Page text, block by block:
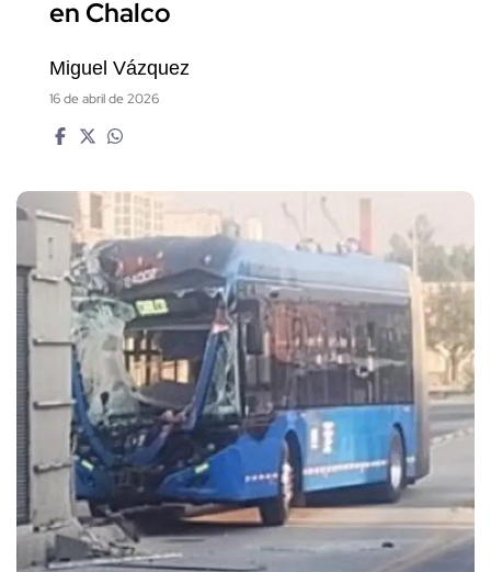
en Chalco
Miguel Vázquez
16 de abril de 2026